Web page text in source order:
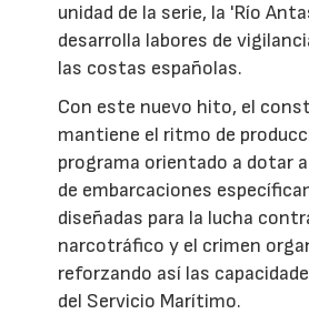
unidad de la serie, la 'Río
desarrolla labores de
las costas españolas.
Con este nuevo hito, el
mantiene el ritmo de
programa orientado a dotar a
de embarcaciones
diseñadas para la lucha
narcotráfico y el crimen
reforzando así las
del Servicio Marítimo.